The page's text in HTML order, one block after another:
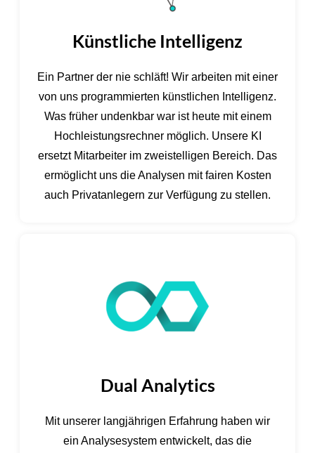
Künstliche Intelligenz
Ein Partner der nie schläft! Wir arbeiten mit einer
von uns programmierten künstlichen Intelligenz.
Was früher undenkbar war ist heute mit einem
Hochleistungsrechner möglich. Unsere KI
ersetzt Mitarbeiter im zweistelligen Bereich. Das
ermöglicht uns die Analysen mit fairen Kosten
auch Privatanlegern zur Verfügung zu stellen.
Dual Analytics
Mit unserer langjährigen Erfahrung haben wir
ein Analysesystem entwickelt, das die